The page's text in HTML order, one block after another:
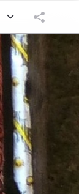
tweet
teilen
teilen